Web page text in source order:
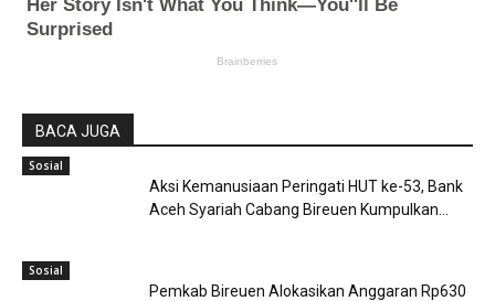
BACA JUGA
Sosial
Aksi Kemanusiaan Peringati HUT ke-53, Bank
Aceh Syariah Cabang Bireuen Kumpulkan...
Sosial
Pemkab Bireuen Alokasikan Anggaran Rp630